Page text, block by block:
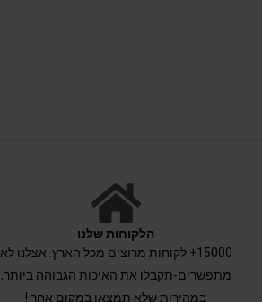
הלקוחות שלנו
15000+ לקוחות מרוצים מכל הארץ. אצלנו לא
מתפשרים-תקבלו את האיכות הגבוהה ביותר,
במהירות שלא תמצאו במקום אחר !